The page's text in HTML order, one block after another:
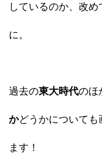
しているのか、改
に。
過去の東大時代のほ
かどうかについても
ます！